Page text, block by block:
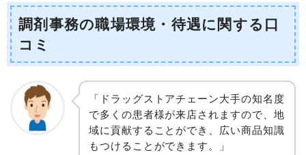
調剤事務の職場環境・待遇に関する口
コミ
「ドラッグストアチェーン大手の知名度
で多くの患者様が来店されますので、地
域に貢献することができ、広い商品知識
もつけることができます。」